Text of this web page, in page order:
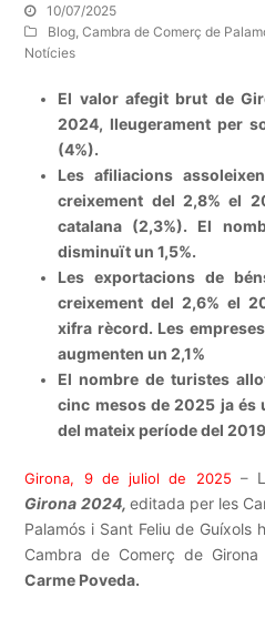
10/07/2025
Blog ,Cambra de Comerç de
Notícies
El valor afegit brut de
2024, lleugerament per
(4%).
Les afiliacions
creixement del 2,8% el
catalana (2,3%). El
disminuït un 1,5%.
Les exportacions de
creixement del 2,6% el
xifra rècord. Les
augmenten un 2,1%
El nombre de turistes
cinc mesos de 2025 ja és
del mateix període del 2019
Girona, 9 de juliol de 2025 –
Girona 2024, editada per les
Palamós i Sant Feliu de Guíxols
Cambra de Comerç de
Carme Poveda.